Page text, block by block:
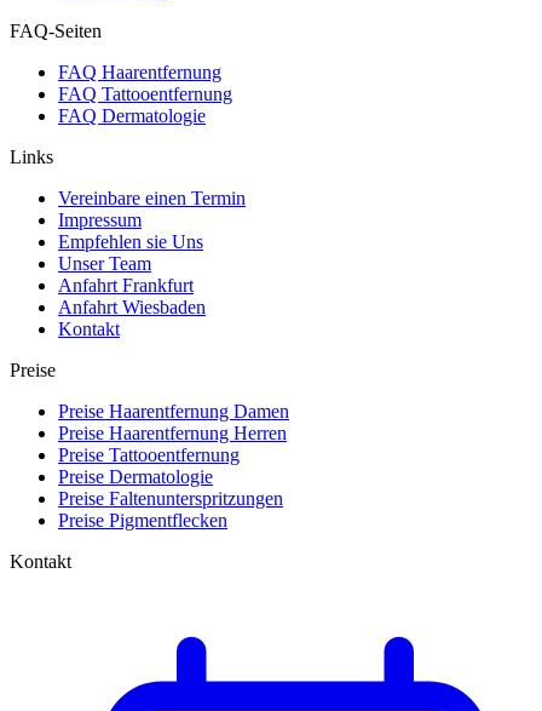
FAQ-Seiten
FAQ Haarentfernung
FAQ Tattooentfernung
FAQ Dermatologie
Links
Vereinbare einen Termin
Impressum
Empfehlen sie Uns
Unser Team
Anfahrt Frankfurt
Anfahrt Wiesbaden
Kontakt
Preise
Preise Haarentfernung Damen
Preise Haarentfernung Herren
Preise Tattooentfernung
Preise Dermatologie
Preise Faltenunterspritzungen
Preise Pigmentflecken
Kontakt